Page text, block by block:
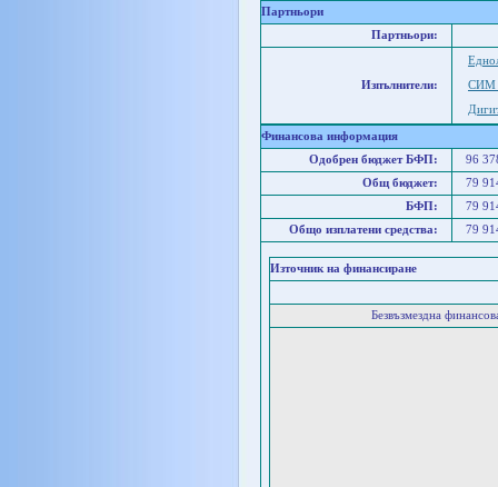
Партньори
Партньори:
Изпълнители:
СИМ
Финансова информация
Одобрен бюджет БФП:
96
Общ бюджет:
79
БФП:
79
Общо изплатени средства:
79
Източник на финансиране
Безвъзмездна